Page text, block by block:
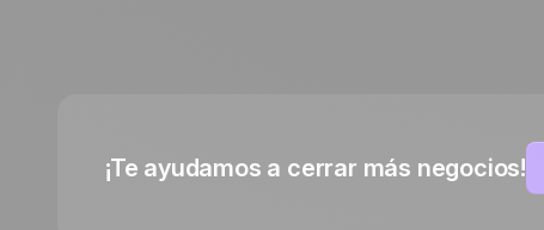
¡Te ayudamos a cerrar más negocios!